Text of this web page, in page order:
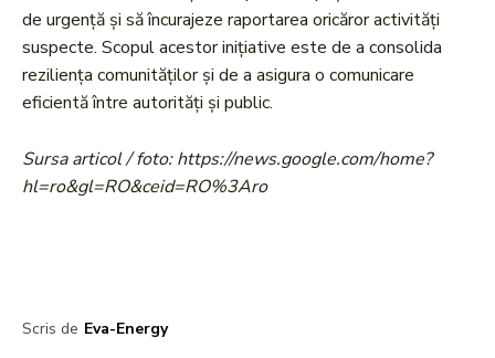
de urgență și să încurajeze raportarea oricăror activități
suspecte. Scopul acestor inițiative este de a consolida
reziliența comunităților și de a asigura o comunicare
eficientă între autorități și public.
Sursa articol / foto: https://news.google.com/home?
hl=ro&gl=RO&ceid=RO%3Aro
Scris de Eva-Energy